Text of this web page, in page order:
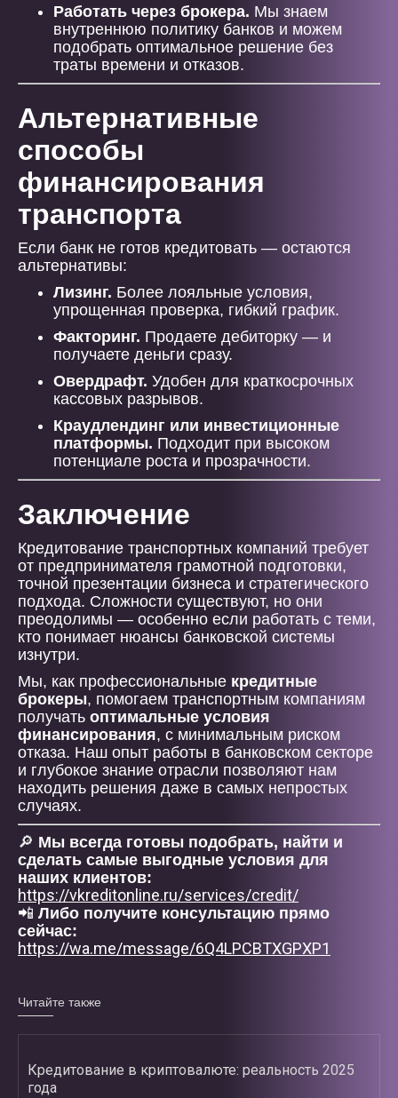
Работать через брокера. Мы знаем
внутреннюю политику банков и можем
подобрать оптимальное решение без
траты времени и отказов.
Альтернативные
способы
финансирования
транспорта
Если банк не готов кредитовать — остаются
альтернативы:
Лизинг. Более лояльные условия,
упрощенная проверка, гибкий график.
Факторинг. Продаете дебиторку — и
получаете деньги сразу.
Овердрафт. Удобен для краткосрочных
кассовых разрывов.
Краудлендинг или инвестиционные
платформы. Подходит при высоком
потенциале роста и прозрачности.
Заключение
Кредитование транспортных компаний требует
от предпринимателя грамотной подготовки,
точной презентации бизнеса и стратегического
подхода. Сложности существуют, но они
преодолимы — особенно если работать с теми,
кто понимает нюансы банковской системы
изнутри.
Мы, как профессиональные кредитные
брокеры, помогаем транспортным компаниям
получать оптимальные условия
финансирования, с минимальным риском
отказа. Наш опыт работы в банковском секторе
и глубокое знание отрасли позволяют нам
находить решения даже в самых непростых
случаях.
🔎 Мы всегда готовы подобрать, найти и
сделать самые выгодные условия для
наших клиентов:
https://vkreditonline.ru/services/credit/
📲 Либо получите консультацию прямо
сейчас:
https://wa.me/message/6Q4LPCBTXGPXP1
Читайте также
Кредитование в криптовалюте: реальность 2025
года